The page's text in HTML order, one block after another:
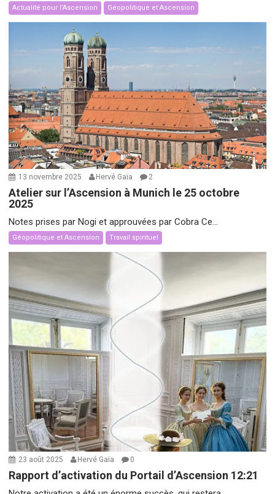
Actualité pour l'Ascension Géopolitique et Ascension
13 novembre 2025 Hervé Gaïa 2
Atelier sur l’Ascension à Munich le 25 octobre
2025
Notes prises par Nogi et approuvées par Cobra Ce...
Géopolitique et Ascension Travail spirituel
23 août 2025 Hervé Gaïa 0
Rapport d’activation du Portail d’Ascension 12:21